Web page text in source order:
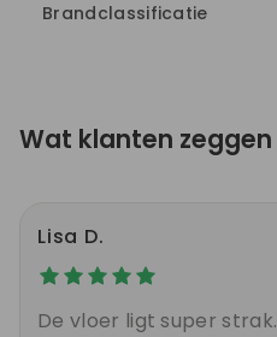
Brandclassificatie
Wat klanten zeggen
Lisa D.
De vloer ligt super strak.